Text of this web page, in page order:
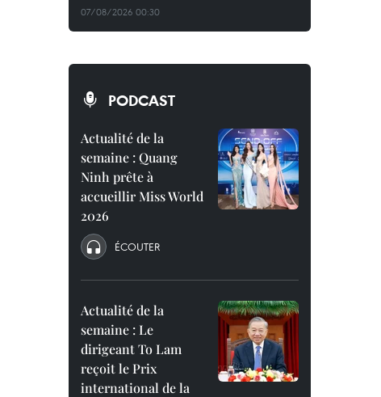
07/08/2026 00:30
PODCAST
Actualité de la
semaine : Quang
Ninh prête à
accueillir Miss World
2026
ÉCOUTER
Actualité de la
semaine : Le
dirigeant To Lam
reçoit le Prix
international de la